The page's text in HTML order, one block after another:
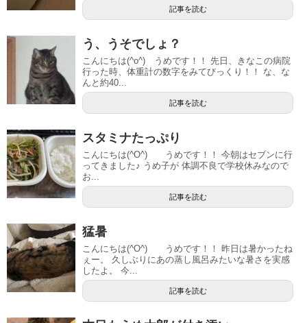
記事を読む
う、うそでしょ？
こんにちは(^o^) うめです！！ 先日、きなこの病院
行った時、体重計の数字をみてびっくり！！ な、な
んと約40...
記事を読む
スタミナたっぷり
こんにちは(^O^) うめです！！ 今朝はセブンに行
ってきました♪ うめ子が 体調不良で学校休みなので
お...
記事を読む
猛暑
こんにちは(^O^) うめです！！ 昨日は暑かったね
ぇー。 久しぶりにあの蒸し風呂みたいな暑さを実感
したよ。 今...
記事を読む